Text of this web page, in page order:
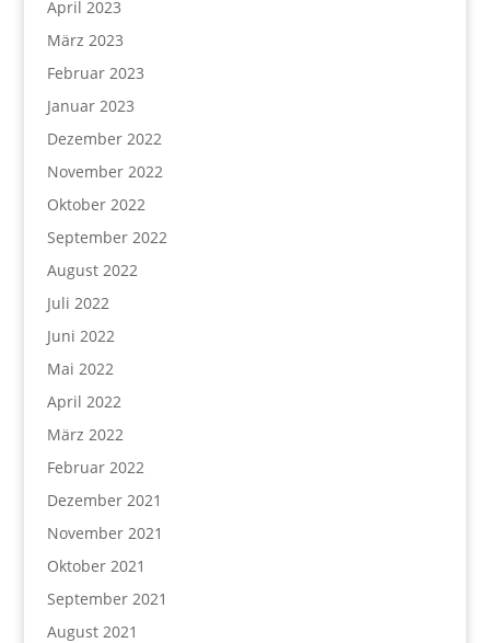
April 2023
März 2023
Februar 2023
Januar 2023
Dezember 2022
November 2022
Oktober 2022
September 2022
August 2022
Juli 2022
Juni 2022
Mai 2022
April 2022
März 2022
Februar 2022
Dezember 2021
November 2021
Oktober 2021
September 2021
August 2021